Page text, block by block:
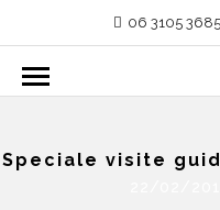
06 3105 3685
Speciale visite